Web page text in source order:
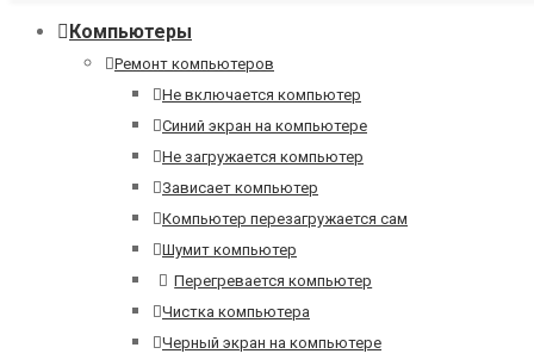
Компьютеры
Ремонт компьютеров
Не включается компьютер
Синий экран на компьютере
Не загружается компьютер
Зависает компьютер
Компьютер перезагружается сам
Шумит компьютер
Перегревается компьютер
Чистка компьютера
Черный экран на компьютере